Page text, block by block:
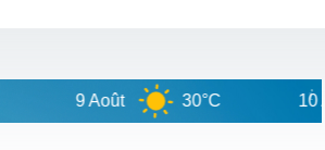
9 Août 30°C 10 Août